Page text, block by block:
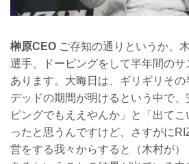
榊原CEO ご存知の通りというか、
選手、ドーピングをして半年間の
あります。大晦日は、ギリギリそ
デッドの期間が明けるという中で
ピングでもええやんか」と「出て
ったと思うんですけど、さすがに
営をする我々からすると（木村が